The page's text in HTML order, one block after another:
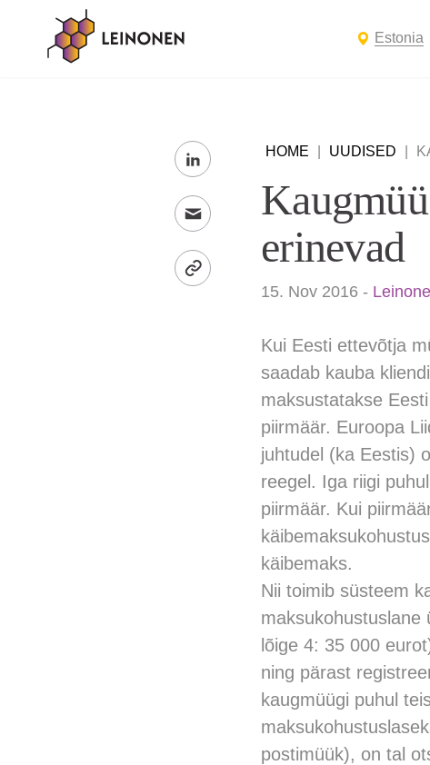
Estonia
HOME UUDISED
erinevad
15. Nov 2016 -
Kui Eesti ettevõtja
saadab kauba
maksustatakse
piirmäär. Euroopa
juhtudel (ka Eestis)
reegel. Iga riigi
piirmäär. Kui
käibemaks.
Nii toimib süsteem
maksukohustuslane
lõige 4: 35 000
ning pärast
kaugmüügi puhul
postimüük), on tal